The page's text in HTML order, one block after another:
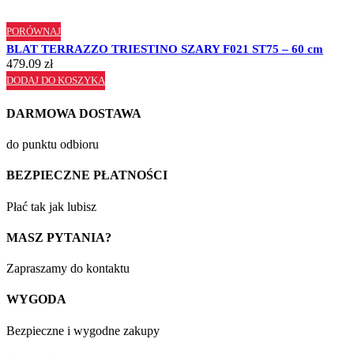
PORÓWNAJ
BLAT TERRAZZO TRIESTINO SZARY F021 ST75 – 60 cm
479.09 zł
DODAJ DO KOSZYKA
DARMOWA DOSTAWA
do punktu odbioru
BEZPIECZNE PŁATNOŚCI
Płać tak jak lubisz
MASZ PYTANIA?
Zapraszamy do kontaktu
WYGODA
Bezpieczne i wygodne zakupy